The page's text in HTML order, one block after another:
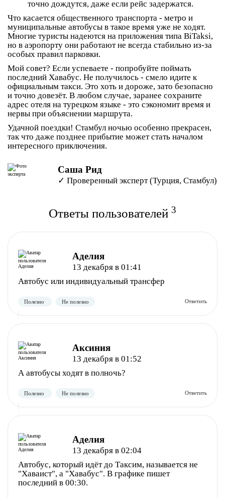
точно дождутся, даже если рейс задержатся.
Что касается общественного транспорта - метро и
муниципальные автобусы в такое время уже не ходят.
Многие туристы надеются на приложения типа BiTaksi,
но в аэропорту они работают не всегда стабильно из-за
особых правил парковки.
Мой совет? Если успеваете - попробуйте поймать
последний Хавабус. Не получилось - смело идите к
официальным такси. Это хоть и дороже, зато безопасно
и точно довезёт. В любом случае, заранее сохраните
адрес отеля на турецком языке - это сэкономит время и
нервы при объяснении маршрута.
Удачной поездки! Стамбул ночью особенно прекрасен,
так что даже позднее прибытие может стать началом
интересного приключения.
Саша Рид
✓ Проверенный эксперт (Турция, Стамбул)
Ответы пользователей 3
Аделия
13 декабря в 01:41
Автобус или индивидуальный трансфер
Аксиния
13 декабря в 01:52
А автобусы ходят в полночь?
Аделия
13 декабря в 02:04
Автобус, который идёт до Таксим, называется не
"Хаваист", а "Хавабус". В графике пишет
последний в 00:30.